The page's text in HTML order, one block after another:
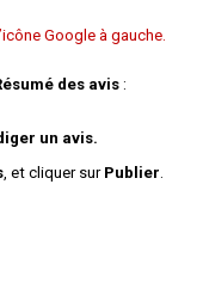
Google à gauche.
des avis :
un avis.
, et cliquer sur Publier